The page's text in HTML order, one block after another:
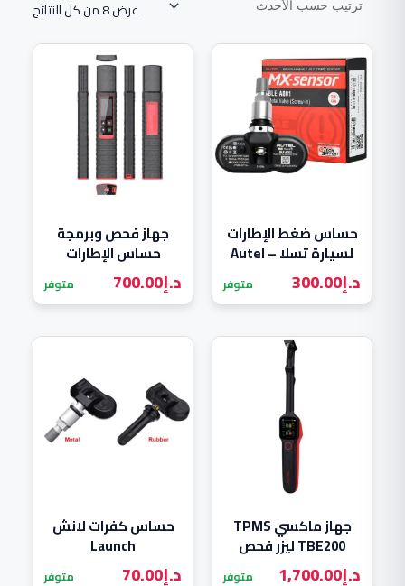
عرض ⁦8⁩ من كل النتائج
حساس ضغط الإطارات
لسيارة تسلا – Autel
BLE د.إ300.00 متوفر
جهاز فحص وبرمجة
حساس الإطارات
Launch X-431 TSGUN
TPMS WAND د.إ700.00 متوفر
جهاز ماكسي TPMS
TBE200 ليزر فحص
إطارات السيارة د.إ1,700.00 متوفر
حساس كفرات لانش
Launch
د.إ70.00 متوفر